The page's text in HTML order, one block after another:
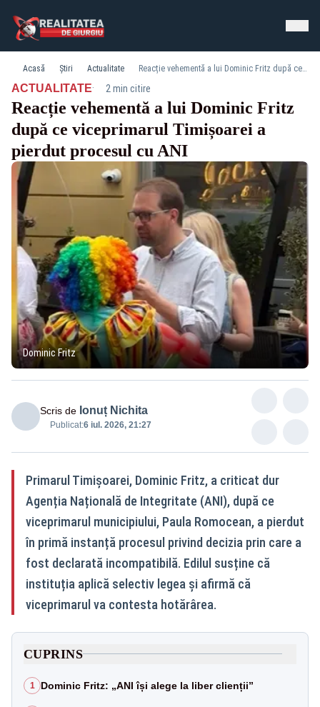
Acasă Știri Actualitate Reacție vehementă a lui Dominic Fritz după ce viceprimarul Timișoarei a pierdut procesul cu ANI
ACTUALITATE· 2 min citire
Reacție vehementă a lui Dominic Fritz
după ce viceprimarul Timișoarei a
pierdut procesul cu ANI
Dominic Fritz
Scris de Ionuț Nichita
Publicat:6 iul. 2026, 21:27
Primarul Timișoarei, Dominic Fritz, a criticat dur
Agenția Națională de Integritate (ANI), după ce
viceprimarul municipiului, Paula Romocean, a pierdut
în primă instanță procesul privind decizia prin care a
fost declarată incompatibilă. Edilul susține că
instituția aplică selectiv legea și afirmă că
viceprimarul va contesta hotărârea.
CUPRINS
1 Dominic Fritz: „ANI își alege la liber clienții”